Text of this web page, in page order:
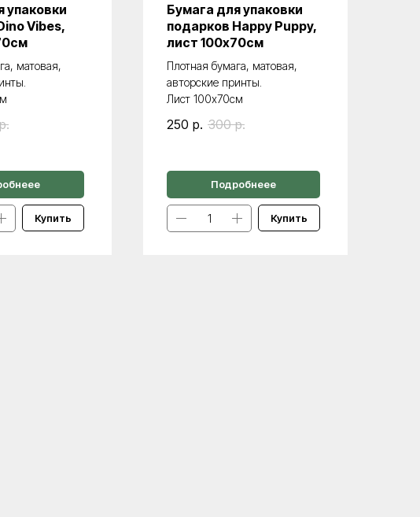
упаковки
Vibes,
матовая,
р.
Купить
Бумага для упаковки
подарков Happy Puppy,
лист 100х70см
Плотная бумага, матовая,
авторские принты.
Лист 100х70см
250 р. 300 р.
Подробнеее
Купить